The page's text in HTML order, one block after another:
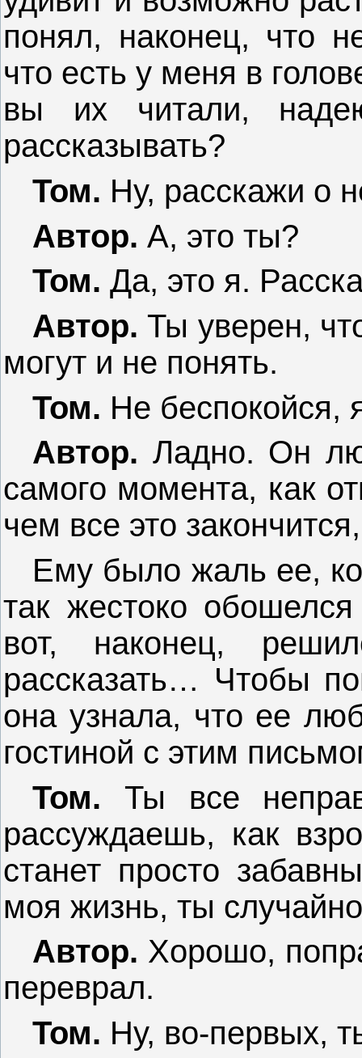
понял, наконец, что
что есть у меня в
вы их читали,
рассказывать?
Том. Ну, расскажи о
Автор. А, это ты?
Том. Да, это я.
Автор. Ты уверен,
могут и не понять.
Том. Не беспокойся,
Автор. Ладно. Он
самого момента, как
чем все это
Ему было жаль ее,
так жестоко
вот, наконец,
рассказать… Чтобы
она узнала, что ее
гостиной с этим
Том. Ты все
рассуждаешь, как
станет просто
моя жизнь, ты
Автор. Хорошо,
переврал.
Том. Ну, во-первых,